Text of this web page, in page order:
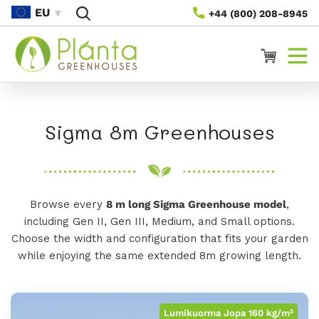
Siirry
Sisältöön
+44 (800) 208-8945
EU
Ostoskori
K
o
e
m
Sigma 8m Greenhouses
Browse every 8 m long Sigma Greenhouse model,
including Gen II, Gen III, Medium, and Small options.
Choose the width and configuration that fits your garden
while enjoying the same extended 8m growing length.
Lumikuorma Jopa 160 kg/m²